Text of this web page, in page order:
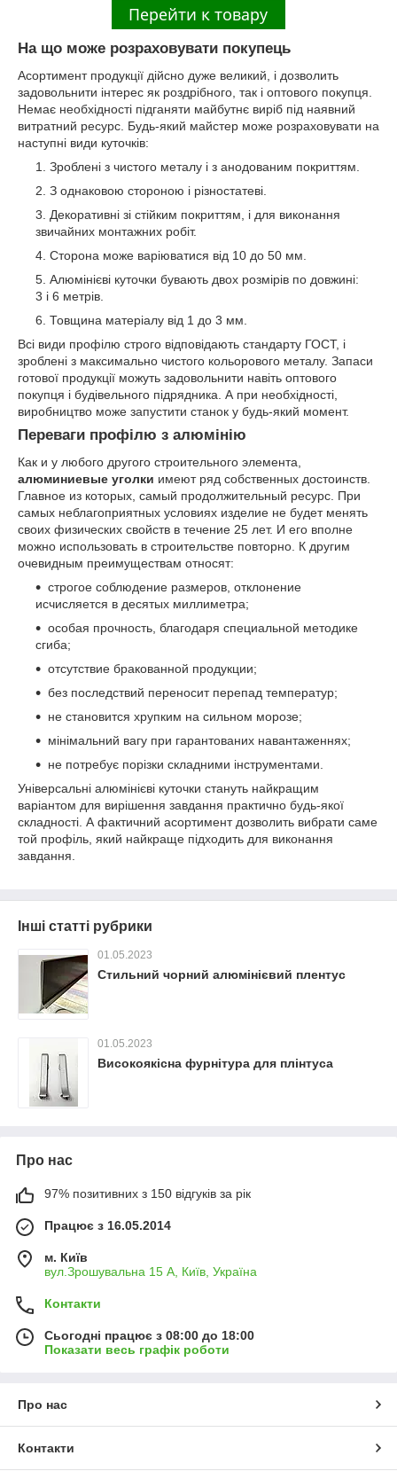
На що може розраховувати покупець
Асортимент продукції дійсно дуже великий, і дозволить
задовольнити інтерес як роздрібного, так і оптового покупця.
Немає необхідності підганяти майбутнє виріб під наявний
витратний ресурс. Будь-який майстер може розраховувати на
наступні види куточків:
Зроблені з чистого металу і з анодованим покриттям.
З однаковою стороною і різностатеві.
Декоративні зі стійким покриттям, і для виконання
звичайних монтажних робіт.
Сторона може варіюватися від 10 до 50 мм.
Алюмінієві куточки бувають двох розмірів по довжині:
3 і 6 метрів.
Товщина матеріалу від 1 до 3 мм.
Всі види профілю строго відповідають стандарту ГОСТ, і
зроблені з максимально чистого кольорового металу. Запаси
готової продукції можуть задовольнити навіть оптового
покупця і будівельного підрядника. А при необхідності,
виробництво може запустити станок у будь-який момент.
Переваги профілю з алюмінію
Как и у любого другого строительного элемента,
алюминиевые уголки имеют ряд собственных достоинств.
Главное из которых, самый продолжительный ресурс. При
самых неблагоприятных условиях изделие не будет менять
своих физических свойств в течение 25 лет. И его вполне
можно использовать в строительстве повторно. К другим
очевидным преимуществам относят:
строгое соблюдение размеров, отклонение
исчисляется в десятых миллиметра;
особая прочность, благодаря специальной методике
сгиба;
отсутствие бракованной продукции;
без последствий переносит перепад температур;
не становится хрупким на сильном морозе;
мінімальний вагу при гарантованих навантаженнях;
не потребує порізки складними інструментами.
Універсальні алюмінієві куточки стануть найкращим
варіантом для вирішення завдання практично будь-якої
складності. А фактичний асортимент дозволить вибрати саме
той профіль, який найкраще підходить для виконання
завдання.
Інші статті рубрики
01.05.2023
Стильний чорний алюмінієвий плентус
01.05.2023
Високоякісна фурнітура для плінтуса
Про нас
97% позитивних з 150 відгуків за рік
Працює з 16.05.2014
м. Київ
вул.Зрошувальна 15 А, Київ, Україна
Контакти
Сьогодні працює з 08:00 до 18:00
Показати весь графік роботи
Про нас
Контакти